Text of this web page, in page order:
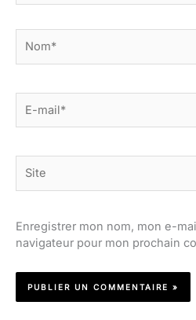
mail*
Enregistrer mon nom, mon e-
navigateur pour mon prochain